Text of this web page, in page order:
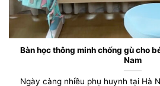
Bàn học thông minh chống gù cho
Nam
Ngày càng nhiều phụ huynh tại Hà